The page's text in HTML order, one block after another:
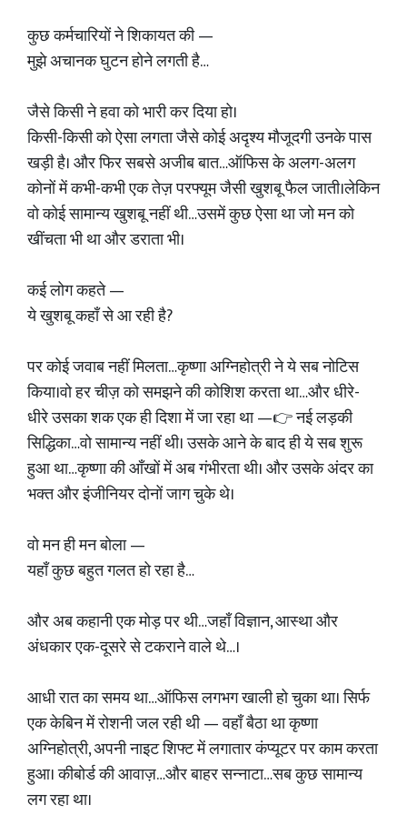
कुछ कर्मचारियों ने शिकायत की —
मुझे अचानक घुटन होने लगती है…
जैसे किसी ने हवा को भारी कर दिया हो।
किसी-किसी को ऐसा लगता जैसे कोई अदृश्य मौजूदगी उनके पास
खड़ी है। और फिर सबसे अजीब बात…ऑफिस के अलग-अलग
कोनों में कभी-कभी एक तेज़ परफ्यूम जैसी खुशबू फैल जाती।लेकिन
वो कोई सामान्य खुशबू नहीं थी…उसमें कुछ ऐसा था जो मन को
खींचता भी था और डराता भी।
कई लोग कहते —
ये खुशबू कहाँ से आ रही है?
पर कोई जवाब नहीं मिलता…कृष्णा अग्निहोत्री ने ये सब नोटिस
किया।वो हर चीज़ को समझने की कोशिश करता था…और धीरे-
धीरे उसका शक एक ही दिशा में जा रहा था —👉 नई लड़की
सिद्धिका…वो सामान्य नहीं थी। उसके आने के बाद ही ये सब शुरू
हुआ था…कृष्णा की आँखों में अब गंभीरता थी। और उसके अंदर का
भक्त और इंजीनियर दोनों जाग चुके थे।
वो मन ही मन बोला —
यहाँ कुछ बहुत गलत हो रहा है…
और अब कहानी एक मोड़ पर थी…जहाँ विज्ञान, आस्था और
अंधकार एक-दूसरे से टकराने वाले थे…।
आधी रात का समय था…ऑफिस लगभग खाली हो चुका था। सिर्फ
एक केबिन में रोशनी जल रही थी — वहाँ बैठा था कृष्णा
अग्निहोत्री, अपनी नाइट शिफ्ट में लगातार कंप्यूटर पर काम करता
हुआ। कीबोर्ड की आवाज़…और बाहर सन्नाटा…सब कुछ सामान्य
लग रहा था।